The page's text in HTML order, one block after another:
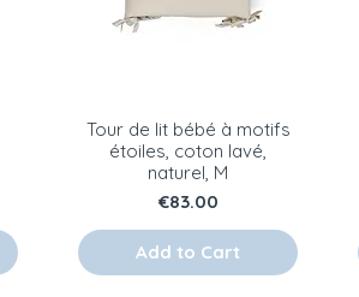
Tour de lit bébé à motifs
étoiles, coton lavé,
naturel, M
Price
€83.00
Add to Cart